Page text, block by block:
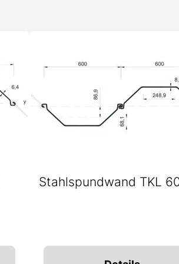
Stahlspundwand TKL